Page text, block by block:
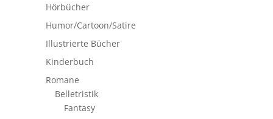
Hörbücher
Humor/Cartoon/Satire
Illustrierte Bücher
Kinderbuch
Romane
Belletristik
Fantasy